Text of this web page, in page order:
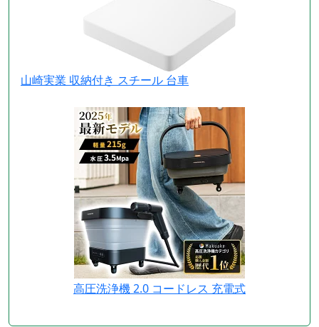
山崎実業 収納付き スチール 台車
高圧洗浄機 2.0 コードレス 充電式